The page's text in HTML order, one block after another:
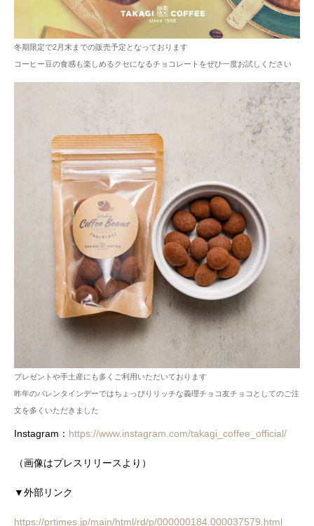
冬期限定で2月末までの販売予定となっております
コーヒー豆の食感も楽しめるクセになるチョコレートをぜひ一度お試しください
プレゼントや手土産にも多くご利用いただいております
昨年のバレンタインデーではちょっぴりリッチな義理チョコ友チョコとしてのご注
文を多くいただきました
Instagram： https://www.instagram.com/takagi_coffee_official/
（画像はプレスリリースより）
▼外部リンク
https://prtimes.jp/main/html/rd/p/000000184.000037579.html